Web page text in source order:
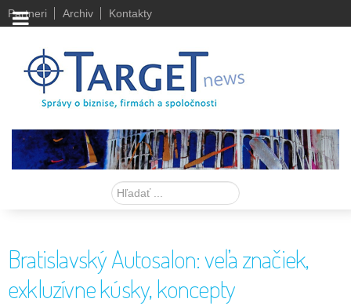
Partneri Archiv Kontakty
Hľadať
Bratislavský Autosalon: veľa značiek,
exkluzívne kúsky, koncepty